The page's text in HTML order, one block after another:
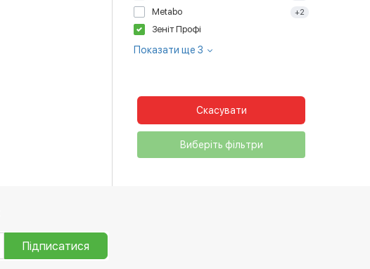
Metabo +2
Зеніт Профі
Показати ще 3
Скасувати
Виберіть фільтри
Підписатися